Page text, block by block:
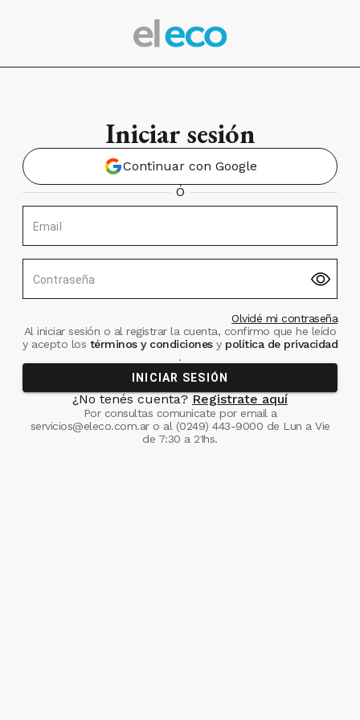
Iniciar sesión
Continuar con Google
Ó
Email
Contraseña
Olvidé mi contraseña
Al iniciar sesión o al registrar la cuenta, confirmo que he leído
y acepto los términos y condiciones ypolítica de privacidad
.
INICIAR SESIÓN
¿No tenés cuenta? Registrate aquí
Por consultas comunicate por email a
servicios@eleco.com.aro al (0249) 443-9000 de Lun a Vie
de 7:30 a 21hs.